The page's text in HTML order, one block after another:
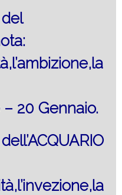
20 Gennaio.